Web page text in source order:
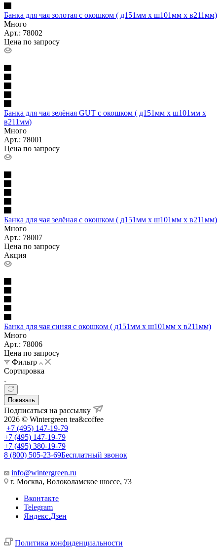
Банка для чая золотая с окошком ( д151мм х ш101мм х в211мм)
Много
Арт.: 78002
Цена по запросу
Банка для чая зелёная GUT с окошком ( д151мм х ш101мм х
в211мм)
Много
Арт.: 78001
Цена по запросу
Банка для чая зелёная с окошком ( д151мм х ш101мм х в211мм)
Много
Арт.: 78007
Цена по запросу
Акция
Банка для чая синяя с окошком ( д151мм х ш101мм х в211мм)
Много
Арт.: 78006
Цена по запросу
Фильтр
Сортировка
Показать
Подписаться на рассылку
2026 © Wintergreen tea&coffee
+7 (495) 147-19-79
+7 (495) 147-19-79
+7 (495) 380-19-79
8 (800) 505-23-69Бесплатный звонок
info@wintergreen.ru
г. Москва, Волоколамское шоссе, 73
Вконтакте
Telegram
Яндекс.Дзен
Политика конфиденциальности